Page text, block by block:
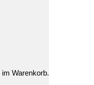
Warenkorb.